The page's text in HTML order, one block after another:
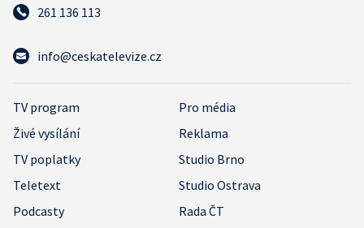
261 136 113
info@ceskatelevize.cz
TV program
Pro média
Živé vysílání
Reklama
TV poplatky
Studio Brno
Teletext
Studio Ostrava
Podcasty
Rada ČT